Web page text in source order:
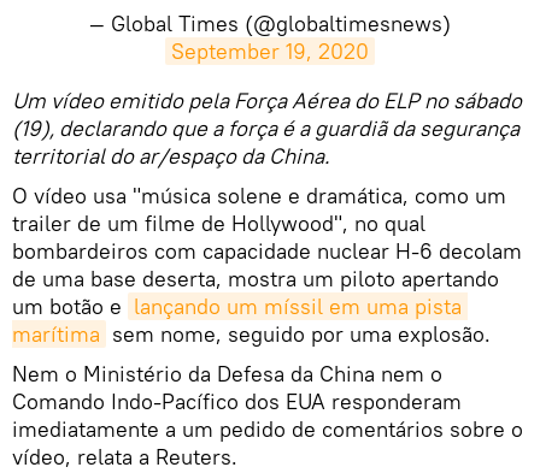
— Global Times (@globaltimesnews)
September 19, 2020
Um vídeo emitido pela Força Aérea do ELP no sábado
(19), declarando que a força é a guardiã da segurança
territorial do ar/espaço da China.
O vídeo usa "música solene e dramática, como um
trailer de um filme de Hollywood", no qual
bombardeiros com capacidade nuclear H-6 decolam
de uma base deserta, mostra um piloto apertando
um botão e lançando um míssil em uma pista
marítima sem nome, seguido por uma explosão.
Nem o Ministério da Defesa da China nem o
Comando Indo-Pacífico dos EUA responderam
imediatamente a um pedido de comentários sobre o
vídeo, relata a Reuters.